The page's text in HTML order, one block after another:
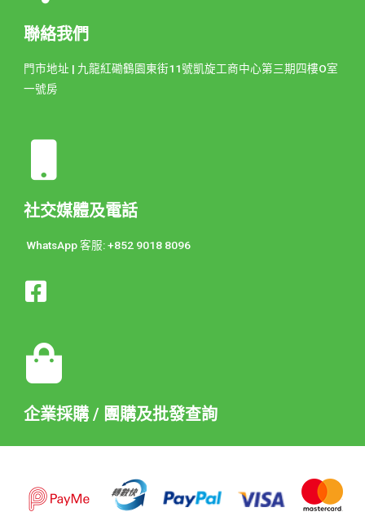
聯絡我們
門市地址 | 九龍紅磡鶴園東街11號凱旋工商中心第三期四樓O室
一號房
社交媒體及電話
WhatsApp 客服: +852 9018 8096
企業採購 / 團購及批發查詢